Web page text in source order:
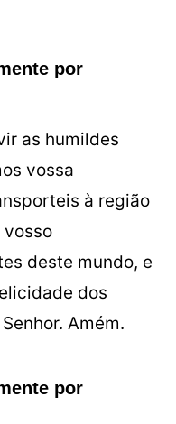
por
as humildes
vossa
à região
vosso
deste mundo, e
dos
Amém.
por